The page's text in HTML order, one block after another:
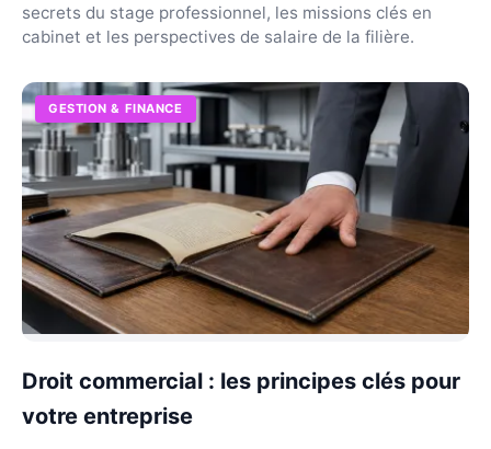
secrets du stage professionnel, les missions clés en
cabinet et les perspectives de salaire de la filière.
GESTION & FINANCE
Droit commercial : les principes clés pour
votre entreprise